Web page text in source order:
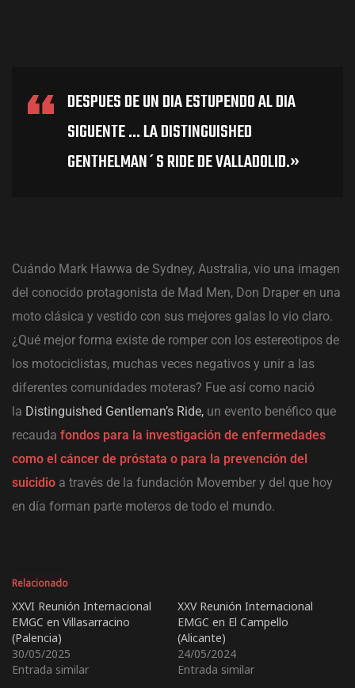
DESPUES DE UN DIA ESTUPENDO AL DIA
SIGUENTE … LA DISTINGUISHED
GENTHELMAN´S RIDE DE VALLADOLID.»
Cuándo Mark Hawwa de Sydney, Australia, vio una imagen
del conocido protagonista de Mad Men, Don Draper en una
moto clásica y vestido con sus mejores galas lo vio claro.
¿Qué mejor forma existe de romper con los estereotipos de
los motociclistas, muchas veces negativos y unir a las
diferentes comunidades moteras? Fue así como nació
la Distinguished Gentleman’s Ride, un evento benéfico que
recauda fondos para la investigación de enfermedades
como el cáncer de próstata o para la prevención del
suicidio a través de la fundación Movember y del que hoy
en día forman parte moteros de todo el mundo.
Relacionado
XXVI Reunión Internacional
EMGC en Villasarracino
(Palencia)
30/05/2025
Entrada similar
XXV Reunión Internacional
EMGC en El Campello
(Alicante)
24/05/2024
Entrada similar